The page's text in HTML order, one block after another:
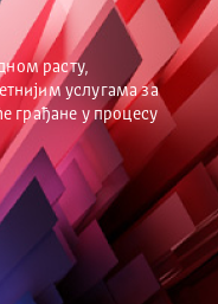
расту,
услугама за
грађане у процесу